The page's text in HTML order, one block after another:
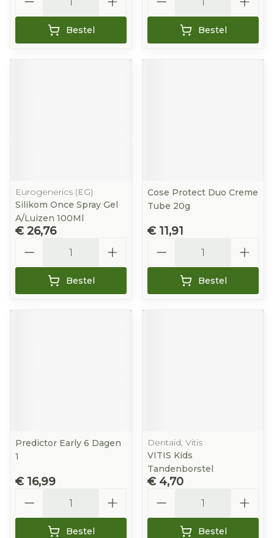
Bestel Bestel
Eurogenerics (EG)
Silikom Once Spray Gel
A/Luizen 100Ml
€ 26,76
Bestel
Cose Protect Duo Creme
Tube 20g
€ 11,91
Bestel
Predictor Early 6 Dagen
1
€ 16,99
Bestel
Dentaid, Vitis
VITIS Kids
Tandenborstel
€ 4,70
Bestel